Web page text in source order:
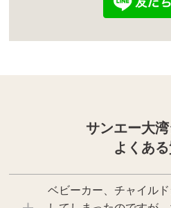
サンエー大
よくあ
ベビーカー、チャイル